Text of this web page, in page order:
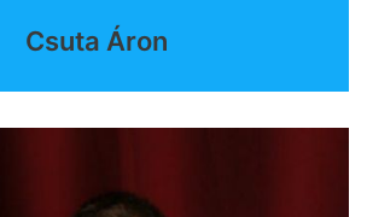
Csuta Áron